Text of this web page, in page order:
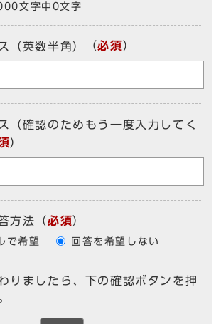
文字中 0文字
（英数半角） （必須）
（確認のためもう一度入力してく
）
方法 （必須）
で希望 回答を希望しない
りましたら、下の確認ボタンを押